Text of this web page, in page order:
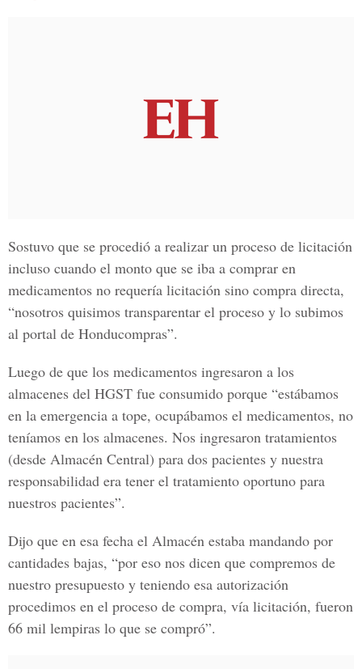
Sostuvo que se procedió a realizar un proceso de licitación
incluso cuando el monto que se iba a comprar en
medicamentos no requería licitación sino compra directa,
“nosotros quisimos transparentar el proceso y lo subimos
al portal de Honducompras”.
Luego de que los medicamentos ingresaron a los
almacenes del HGST fue consumido porque “estábamos
en la emergencia a tope, ocupábamos el medicamentos, no
teníamos en los almacenes. Nos ingresaron tratamientos
(desde Almacén Central) para dos pacientes y nuestra
responsabilidad era tener el tratamiento oportuno para
nuestros pacientes”.
Dijo que en esa fecha el Almacén estaba mandando por
cantidades bajas, “por eso nos dicen que compremos de
nuestro presupuesto y teniendo esa autorización
procedimos en el proceso de compra, vía licitación, fueron
66 mil lempiras lo que se compró”.